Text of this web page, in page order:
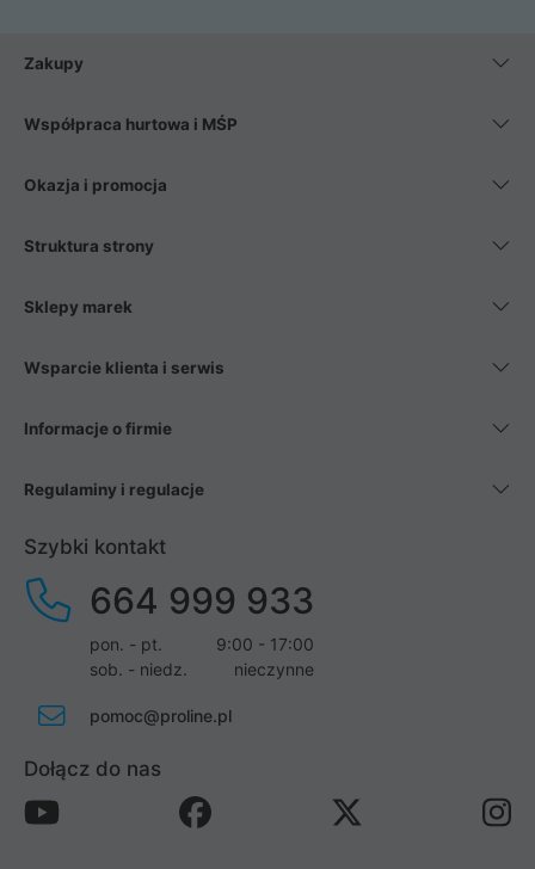
wentylatory. Na koniec mając już to wszystko, możesz
Zakupy
Współpraca hurtowa i MŚP
Okazja i promocja
Struktura strony
Sklepy marek
Wsparcie klienta i serwis
Informacje o firmie
Regulaminy i regulacje
Szybki kontakt
664 999 933
pon. - pt.
9:00 - 17:00
sob. - niedz.
nieczynne
pomoc@proline.pl
Dołącz do nas